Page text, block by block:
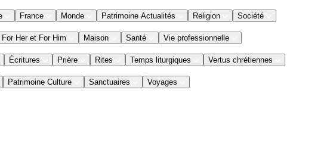
France Monde Patrimoine Actualités Religion Société
For Her et For Him Maison Santé Vie professionnelle
Écritures Prière Rites Temps liturgiques Vertus chrétiennes
Patrimoine Culture Sanctuaires Voyages